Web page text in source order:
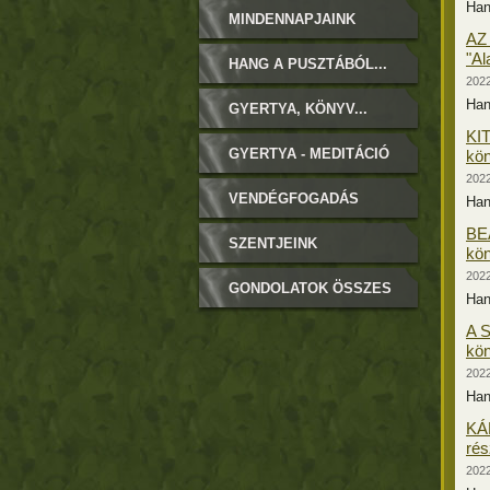
AZ
A
MINDENNAPJAINK
HANG A PUSZTÁBÓL...
GYERTYA, KÖNYV...
GYERTYA - MEDITÁCIÓ
VENDÉGFOGADÁS
SZENTJEINK
GONDOLATOK ÖSSZES